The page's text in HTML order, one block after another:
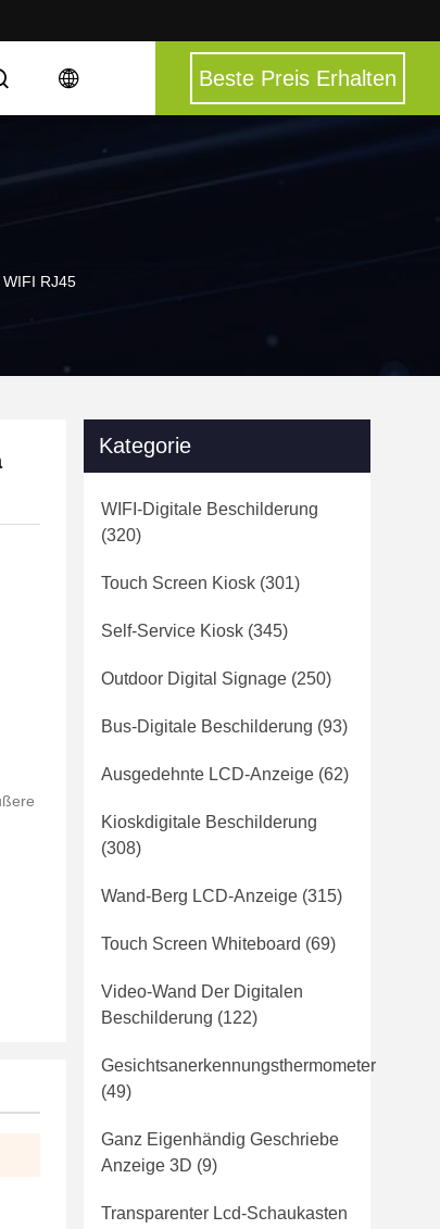
Beste Preis Erhalten
RJ45
Kategorie
WIFI-Digitale Beschilderung
(320)
Touch Screen Kiosk (301)
Self-Service Kiosk (345)
Outdoor Digital Signage (250)
Bus-Digitale Beschilderung (93)
Ausgedehnte LCD-Anzeige (62)
Kioskdigitale Beschilderung
(308)
Wand-Berg LCD-Anzeige (315)
Touch Screen Whiteboard (69)
Video-Wand Der Digitalen
Beschilderung (122)
Gesichtsanerkennungsthermometer
(49)
Ganz Eigenhändig Geschriebe
Anzeige 3D (9)
Transparenter Lcd-Schaukasten